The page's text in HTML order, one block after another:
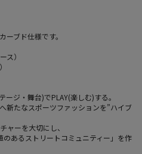
ーブド仕様です。
ス）
ジ・舞台)でPLAY(楽しむ)する。
新たなスポーツファッションを”ハイブ
ャーを大切にし、
のあるストリートコミュニティー」を作